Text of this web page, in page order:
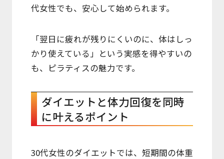
代女性でも、安心して始められます。
「翌日に疲れが残りにくいのに、体はしっ
かり使えている」という実感を得やすいの
も、ピラティスの魅力です。
ダイエットと体力回復を同時
に叶えるポイント
30代女性のダイエットでは、短期間の体重